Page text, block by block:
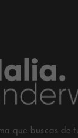
que buscas de